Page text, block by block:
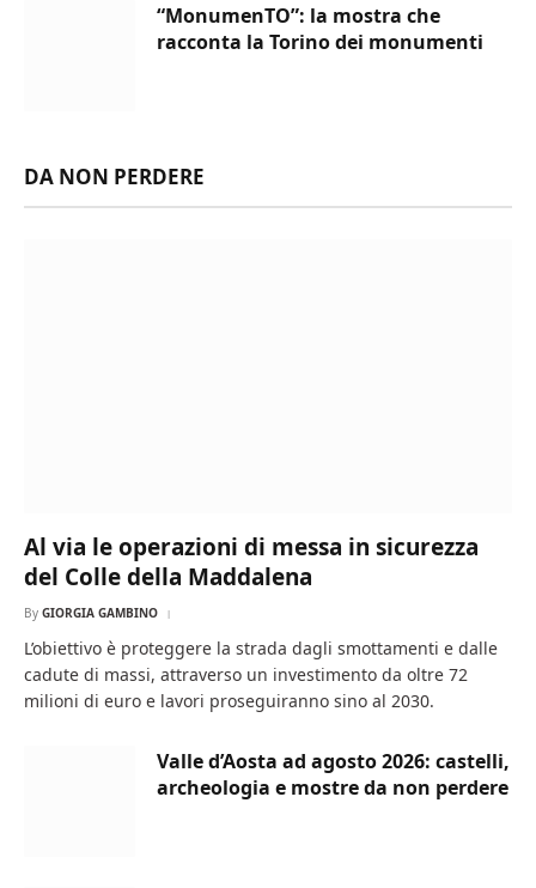
“MonumenTO”: la mostra che
racconta la Torino dei monumenti
DA NON PERDERE
Al via le operazioni di messa in sicurezza
del Colle della Maddalena
By GIORGIA GAMBINO
L’obiettivo è proteggere la strada dagli smottamenti e dalle
cadute di massi, attraverso un investimento da oltre 72
milioni di euro e lavori proseguiranno sino al 2030.
Valle d’Aosta ad agosto 2026: castelli,
archeologia e mostre da non perdere